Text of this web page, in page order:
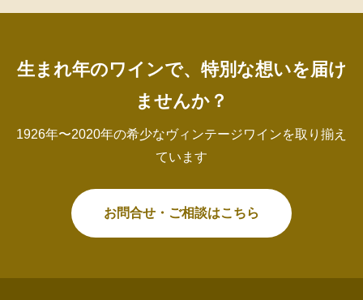
生まれ年のワインで、特別な想いを届け
ませんか？
1926年〜2020年の希少なヴィンテージワインを取り揃え
ています
お問合せ・ご相談はこちら